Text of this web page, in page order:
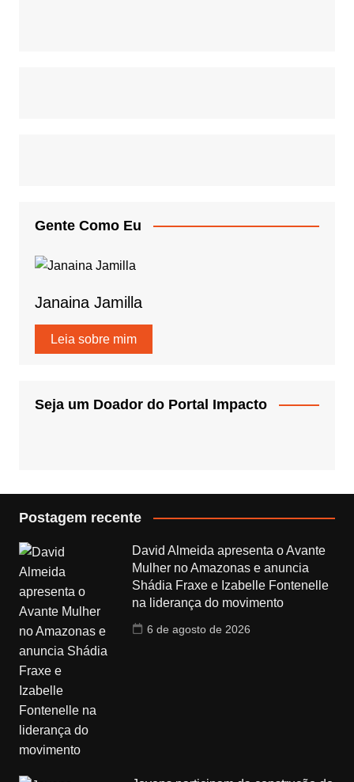
Gente Como Eu
Janaina Jamilla
Leia sobre mim
Seja um Doador do Portal Impacto
Postagem recente
David Almeida apresenta o Avante
Mulher no Amazonas e anuncia
Shádia Fraxe e Izabelle Fontenelle
na liderança do movimento
6 de agosto de 2026